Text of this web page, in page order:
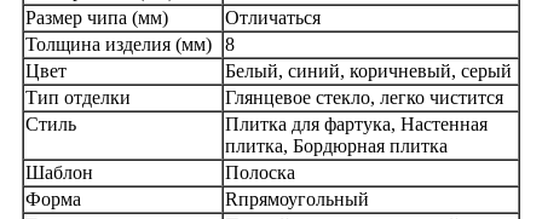
Размер чипа (мм)
Отличаться
Толщина изделия (мм)
8
Цвет
Белый, синий, коричневый, серый
Тип отделки
Глянцевое стекло, легко чистится
Стиль
Плитка для фартука, Настенная
плитка, Бордюрная плитка
Шаблон
Полоска
Форма
Rпрямоугольный